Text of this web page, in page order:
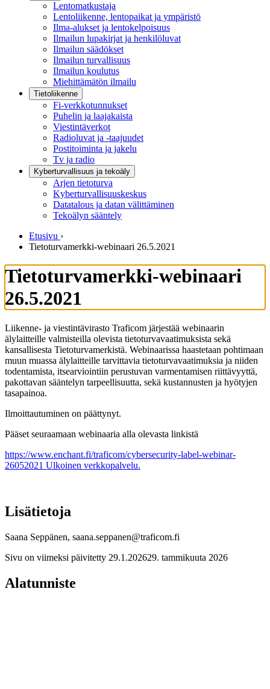
Lentomatkustaja
Lentoliikenne, lentopaikat ja ympäristö
Ilma-alukset ja lentokelpoisuus
Ilmailun lupakirjat ja henkilöluvat
Ilmailun säädökset
Ilmailun turvallisuus
Ilmailun koulutus
Miehittämätön ilmailu
Tietoliikenne
Fi-verkkotunnukset
Puhelin ja laajakaista
Viestintäverkot
Radioluvat ja -taajuudet
Postitoiminta ja jakelu
Tv ja radio
Kyberturvallisuus ja tekoäly
Arjen tietoturva
Kyberturvallisuuskeskus
Datatalous ja datan välittäminen
Tekoälyn sääntely
Etusivu ›
Tietoturvamerkki-webinaari 26.5.2021
Tietoturvamerkki-webinaari
26.5.2021
Liikenne- ja viestintävirasto Traficom järjestää webinaarin
älylaitteille valmisteilla olevista tietoturvavaatimuksista sekä
kansallisesta Tietoturvamerkistä. Webinaarissa haastetaan pohtimaan
muun muassa älylaitteille tarvittavia tietoturvavaatimuksia ja niiden
todentamista, itsearviointiin perustuvan varmentamisen riittävyyttä,
pakottavan sääntelyn tarpeellisuutta, sekä kustannusten ja hyötyjen
tasapainoa.
Ilmoittautuminen on päättynyt.
Pääset seuraamaan webinaaria alla olevasta linkistä
https://www.enchant.fi/traficom/cybersecurity-label-webinar-
26052021 Ulkoinen verkkopalvelu.
Lisätietoja
Saana Seppänen, saana.seppanen@traficom.fi
Sivu on viimeksi päivitetty 29.1.202629. tammikuuta 2026
Alatunniste